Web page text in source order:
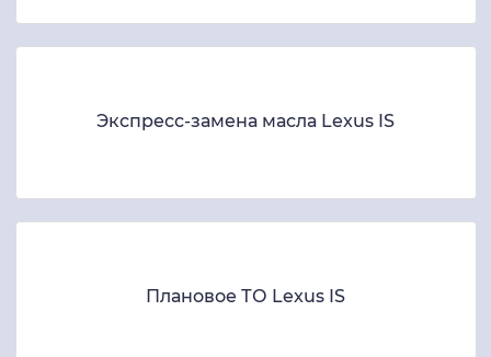
Экспресс-замена масла Lexus IS
Плановое ТО Lexus IS